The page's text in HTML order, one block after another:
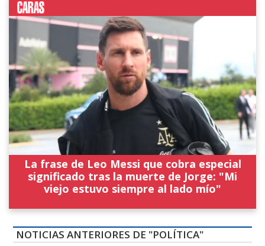
La frase de Leo Messi que cobra especial
significado tras la muerte de Jorge: "Mi
viejo estuvo siempre al lado mío"
NOTICIAS ANTERIORES DE "POLÍTICA"